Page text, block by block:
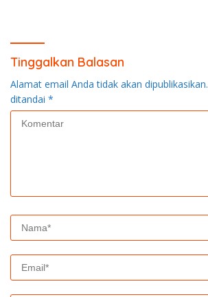
Tinggalkan Balasan
Alamat email Anda tidak akan dipublikasikan.
ditandai *